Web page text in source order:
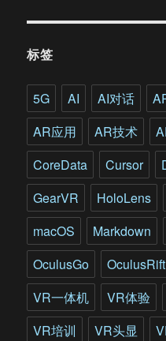
标签
5G AI AI对话
AR应用
AR技术
CoreData
Cursor
GearVR
HoloLens
macOS
Markdown
OculusGo
OculusRift
VR一体机
VR体验
VR培训
VR头显